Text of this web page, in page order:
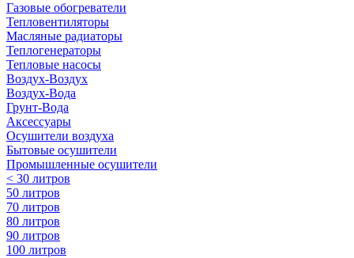
Газовые обогреватели
Тепловентиляторы
Масляные радиаторы
Теплогенераторы
Тепловые насосы
Воздух-Воздух
Воздух-Вода
Грунт-Вода
Аксессуары
Осушители воздуха
Бытовые осушители
Промышленные осушители
< 30 литров
50 литров
70 литров
80 литров
90 литров
100 литров